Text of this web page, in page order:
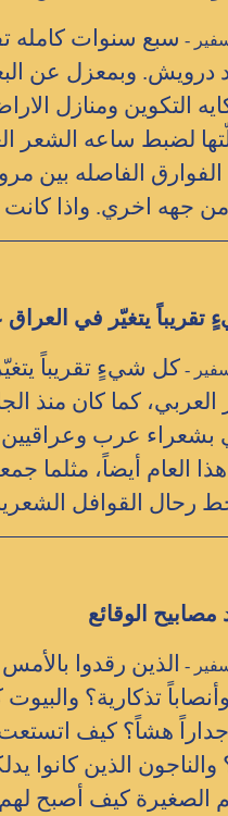
- سبع سنوات كامله
درويش. وبمعزل عن
التكوين ومنازل
لضبط ساعه الشعر
الفاصله بين
من جهه اخري. واذا
يتغيّر في العراق
- كل شيءٍ تقريباً
العربي، كما كان منذ
بشعراء عرب
هذا العام أيضاً،
رحال القوافل
مصابيح الوقائع
-
الذين رقدوا
تذكارية؟
هشاً؟ كيف اتستعت
والناجون الذين كانوا
الصغيرة كيف أصبح